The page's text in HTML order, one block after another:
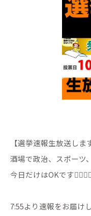
【選挙速報生放送しま
酒場で政治、スポーツ
今日だけはOKです
7:55より速報をお届け